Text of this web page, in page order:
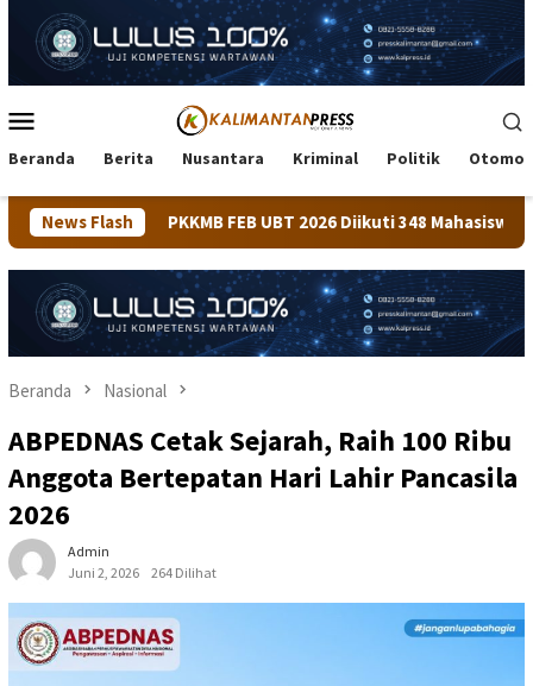
konten
Mobile
Beranda Berita Nusantara Kriminal Politik
News Flash
FEB UBT 2026 Diikuti 348 Mahasiswa, Dirangkaikan dengan
Beranda Nasional
ABPEDNAS Cetak Sejarah, Raih 100 Ribu
Anggota Bertepatan Hari Lahir Pancasila
2026
Admin
Juni 2, 2026
264 Dilihat